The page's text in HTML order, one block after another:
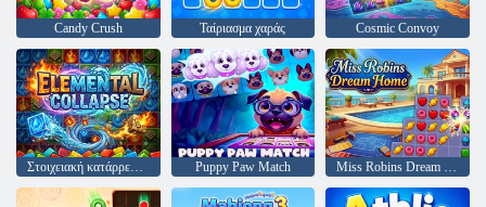
Candy Crush Ταίριασμα χαράς Cosmic Convoy
Puppy Paw Match